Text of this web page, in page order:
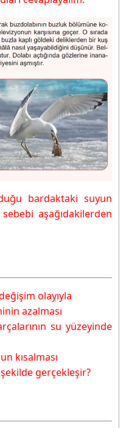
bardaktaki suyun
aşağıdakilerden
olayıyla
azalması
su yüzeyinde
kısalması
gerçekleşir?